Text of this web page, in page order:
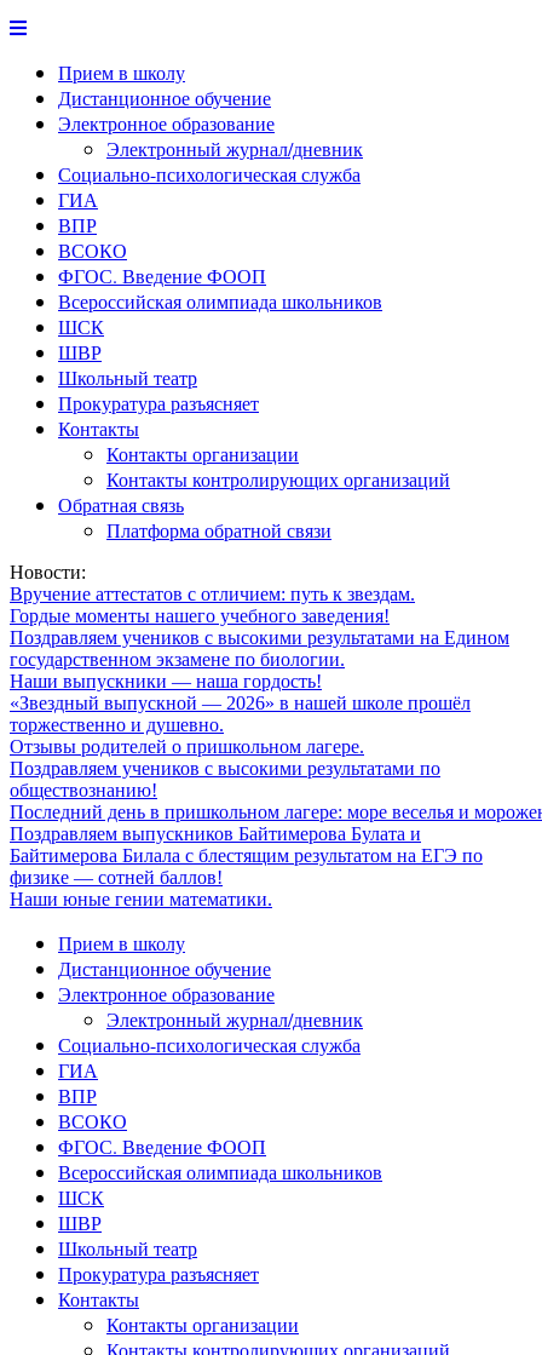
Прием в школу
Дистанционное обучение
Электронное образование
Электронный журнал/дневник
Социально-психологическая служба
ГИА
ВПР
ВСОКО
ФГОС. Введение ФООП
Всероссийская олимпиада школьников
ШСК
ШВР
Школьный театр
Прокуратура разъясняет
Контакты
Контакты организации
Контакты контролирующих организаций
Обратная связь
Платформа обратной связи
Новости:
Вручение аттестатов с отличием: путь к звездам.
Гордые моменты нашего учебного заведения!
Поздравляем учеников с высокими результатами на Едином
государственном экзамене по биологии.
Наши выпускники — наша гордость!
«Звездный выпускной — 2026» в нашей школе прошёл
торжественно и душевно.
Отзывы родителей о пришкольном лагере.
Поздравляем учеников с высокими результатами по
обществознанию!
Последний день в пришкольном лагере: море веселья и
Поздравляем выпускников Байтимерова Булата и
Байтимерова Билала с блестящим результатом на ЕГЭ по
физике — сотней баллов!
Наши юные гении математики.
Прием в школу
Дистанционное обучение
Электронное образование
Электронный журнал/дневник
Социально-психологическая служба
ГИА
ВПР
ВСОКО
ФГОС. Введение ФООП
Всероссийская олимпиада школьников
ШСК
ШВР
Школьный театр
Прокуратура разъясняет
Контакты
Контакты организации
Контакты контролирующих организаций